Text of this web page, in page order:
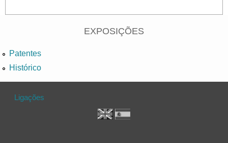
EXPOSIÇÕES
Patentes
Histórico
Ligações